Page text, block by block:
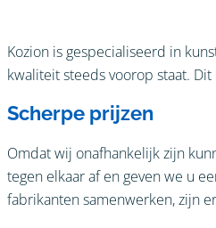
Kozion is gespecialiseerd in
kwaliteit steeds voorop staat.
Scherpe prijzen
Omdat wij onafhankelijk zijn
tegen elkaar af en geven we u
fabrikanten samenwerken, zijn